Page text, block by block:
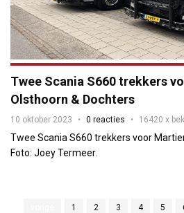
Twee Scania S660 trekkers
Olsthoorn & Dochters
10 oktober 2023 0 reacties 16420 x
Twee Scania S660 trekkers voor
Foto: Joey Termeer.
1 2 3 4 5